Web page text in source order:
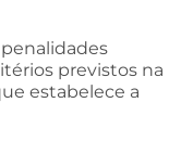
previstos na
estabelece a